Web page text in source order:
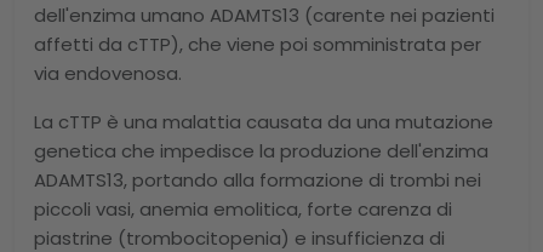
dell'enzima umano ADAMTS13 (carente nei pazienti
affetti da cTTP), che viene poi somministrata per
via endovenosa.
La cTTP è una malattia causata da una mutazione
genetica che impedisce la produzione dell'enzima
ADAMTS13, portando alla formazione di trombi nei
piccoli vasi, anemia emolitica, forte carenza di
piastrine (trombocitopenia) e insufficienza di